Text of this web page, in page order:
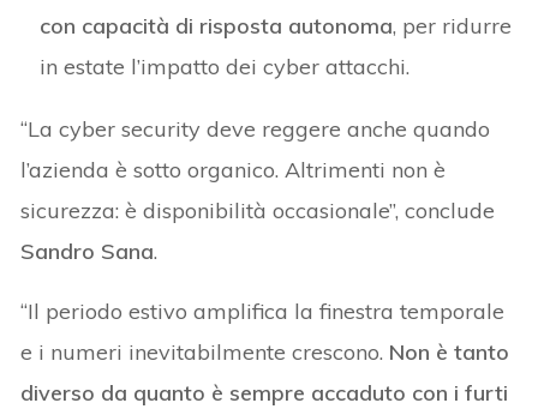
con capacità di risposta autonoma, per ridurre
in estate l’impatto dei cyber attacchi.
“La cyber security deve reggere anche quando
l’azienda è sotto organico. Altrimenti non è
sicurezza: è disponibilità occasionale”, conclude
Sandro Sana.
“Il periodo estivo amplifica la finestra temporale
e i numeri inevitabilmente crescono. Non è tanto
diverso da quanto è sempre accaduto con i furti